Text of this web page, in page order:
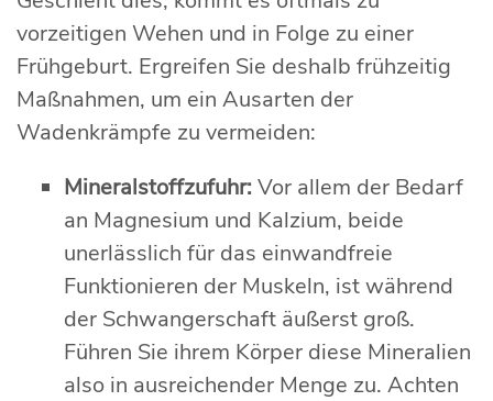
vorzeitigen Wehen und in Folge zu einer
Frühgeburt. Ergreifen Sie deshalb frühzeitig
Maßnahmen, um ein Ausarten der
Wadenkrämpfe zu vermeiden:
Mineralstoffzufuhr: Vor allem der Bedarf
an Magnesium und Kalzium, beide
unerlässlich für das einwandfreie
Funktionieren der Muskeln, ist während
der Schwangerschaft äußerst groß.
Führen Sie ihrem Körper diese Mineralien
also in ausreichender Menge zu. Achten